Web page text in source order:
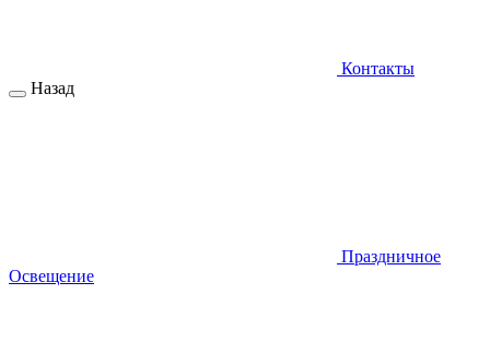
Контакты
Назад
Праздничное
Освещение